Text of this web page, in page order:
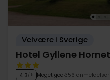
Velvære i Sverige
Hotel Gyllene Hornet
4.3/ 5 Meget god 356 anmeldelser